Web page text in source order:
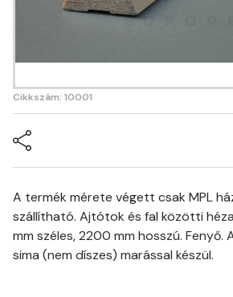
Cikkszám: 10001
A termék mérete végett csak MPL
szállítható. Ajtótok és fal közötti
mm széles, 2200 mm hosszú. Fenyő.
sima (nem díszes) marással készül.